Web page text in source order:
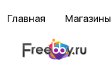
Главная Магазины